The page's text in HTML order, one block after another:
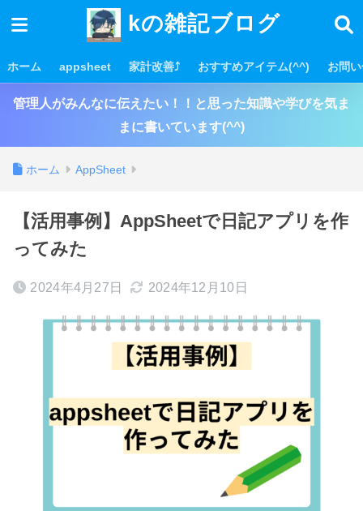
kの雑記ブログ
ホーム appsheet 家計改善⤴ おすすめアイテム(^^) お問
管理人がみんなに伝えたい！！と思った知識や学びを気ま
まに書いています(^^)
ホーム AppSheet
【活用事例】AppSheetで日記アプリを作
ってみた
2024年4月27日 2024年12月10日